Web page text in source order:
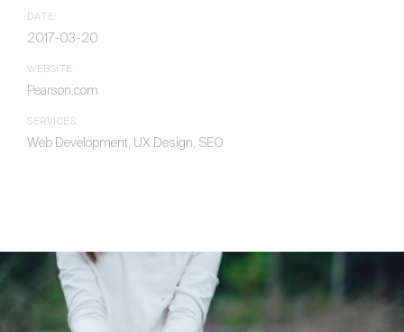
DATE:
2017-03-20
WEBSITE:
Pearson.com
SERVICES:
Web Development, UX Design, SEO